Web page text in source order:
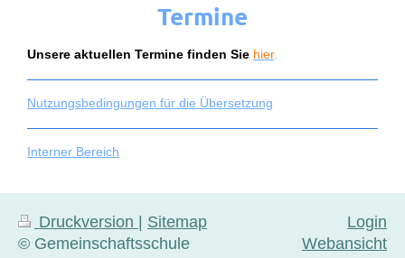
Termine
Unsere aktuellen Termine finden Sie hier.
Nutzungsbedingungen für die Übersetzung
Interner Bereich
Druckversion | Sitemap
© Gemeinschaftsschule
Login
Webansicht